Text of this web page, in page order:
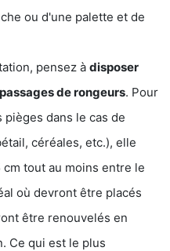
ou d'une palette et de
pensez à disposer
de rongeurs. Pour
dans le cas de
céréales, etc.), elle
tout au moins entre le
où devront être placés
être renouvelés en
Ce qui est le plus